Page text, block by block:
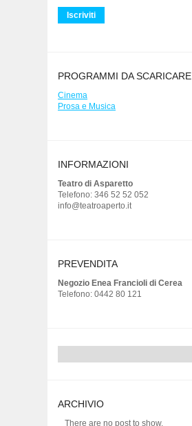
PROGRAMMI DA SCARICARE
Cinema
Prosa e Musica
INFORMAZIONI
Teatro di Asparetto
Telefono: 346 52 52 052
info@teatroaperto.it
PREVENDITA
Negozio Enea Francioli di Cerea
Telefono: 0442 80 121
per:
ARCHIVIO
There are no post to show.